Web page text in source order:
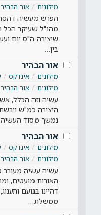
מילונים
אור הבהיר
הפרש מעשיה
מהנ"ל שעיקר הכל
שיצירה ה"ס יום
בין…
אור הבהיר
מילונים אינדקס
מילונים
אור הבהיר
עשיה וזה הכלל,
היצירה כמ"ש ויבשת
נמשך מסוד העשיה
אור הבהיר
מילונים אינדקס
מילונים
אור הבהיר
עשיה עשיה מעורב
האורות מועטים,
דהיינו בנועם
ממשלת…